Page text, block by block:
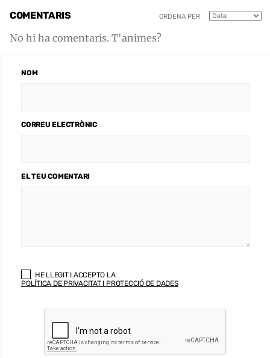
COMENTARIS ORDENA PER
No hi ha comentaris. T'animes?
NOM
CORREU ELECTRÒNIC
EL TEU COMENTARI
HE LLEGIT I ACCEPTO LA
POLÍTICA DE PRIVACITAT I PROTECCIÓ DE DADES